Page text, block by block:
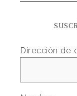
Dirección de